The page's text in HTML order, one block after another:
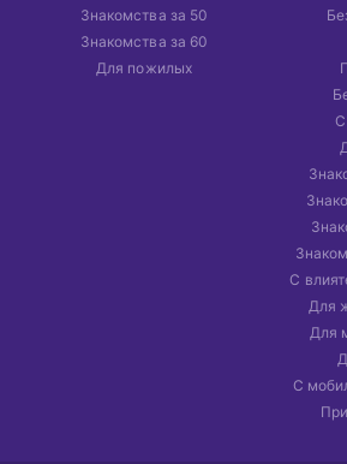
Знакомства за 50
Знакомства за 60
Для пожилых
С
С
Для
Для
С